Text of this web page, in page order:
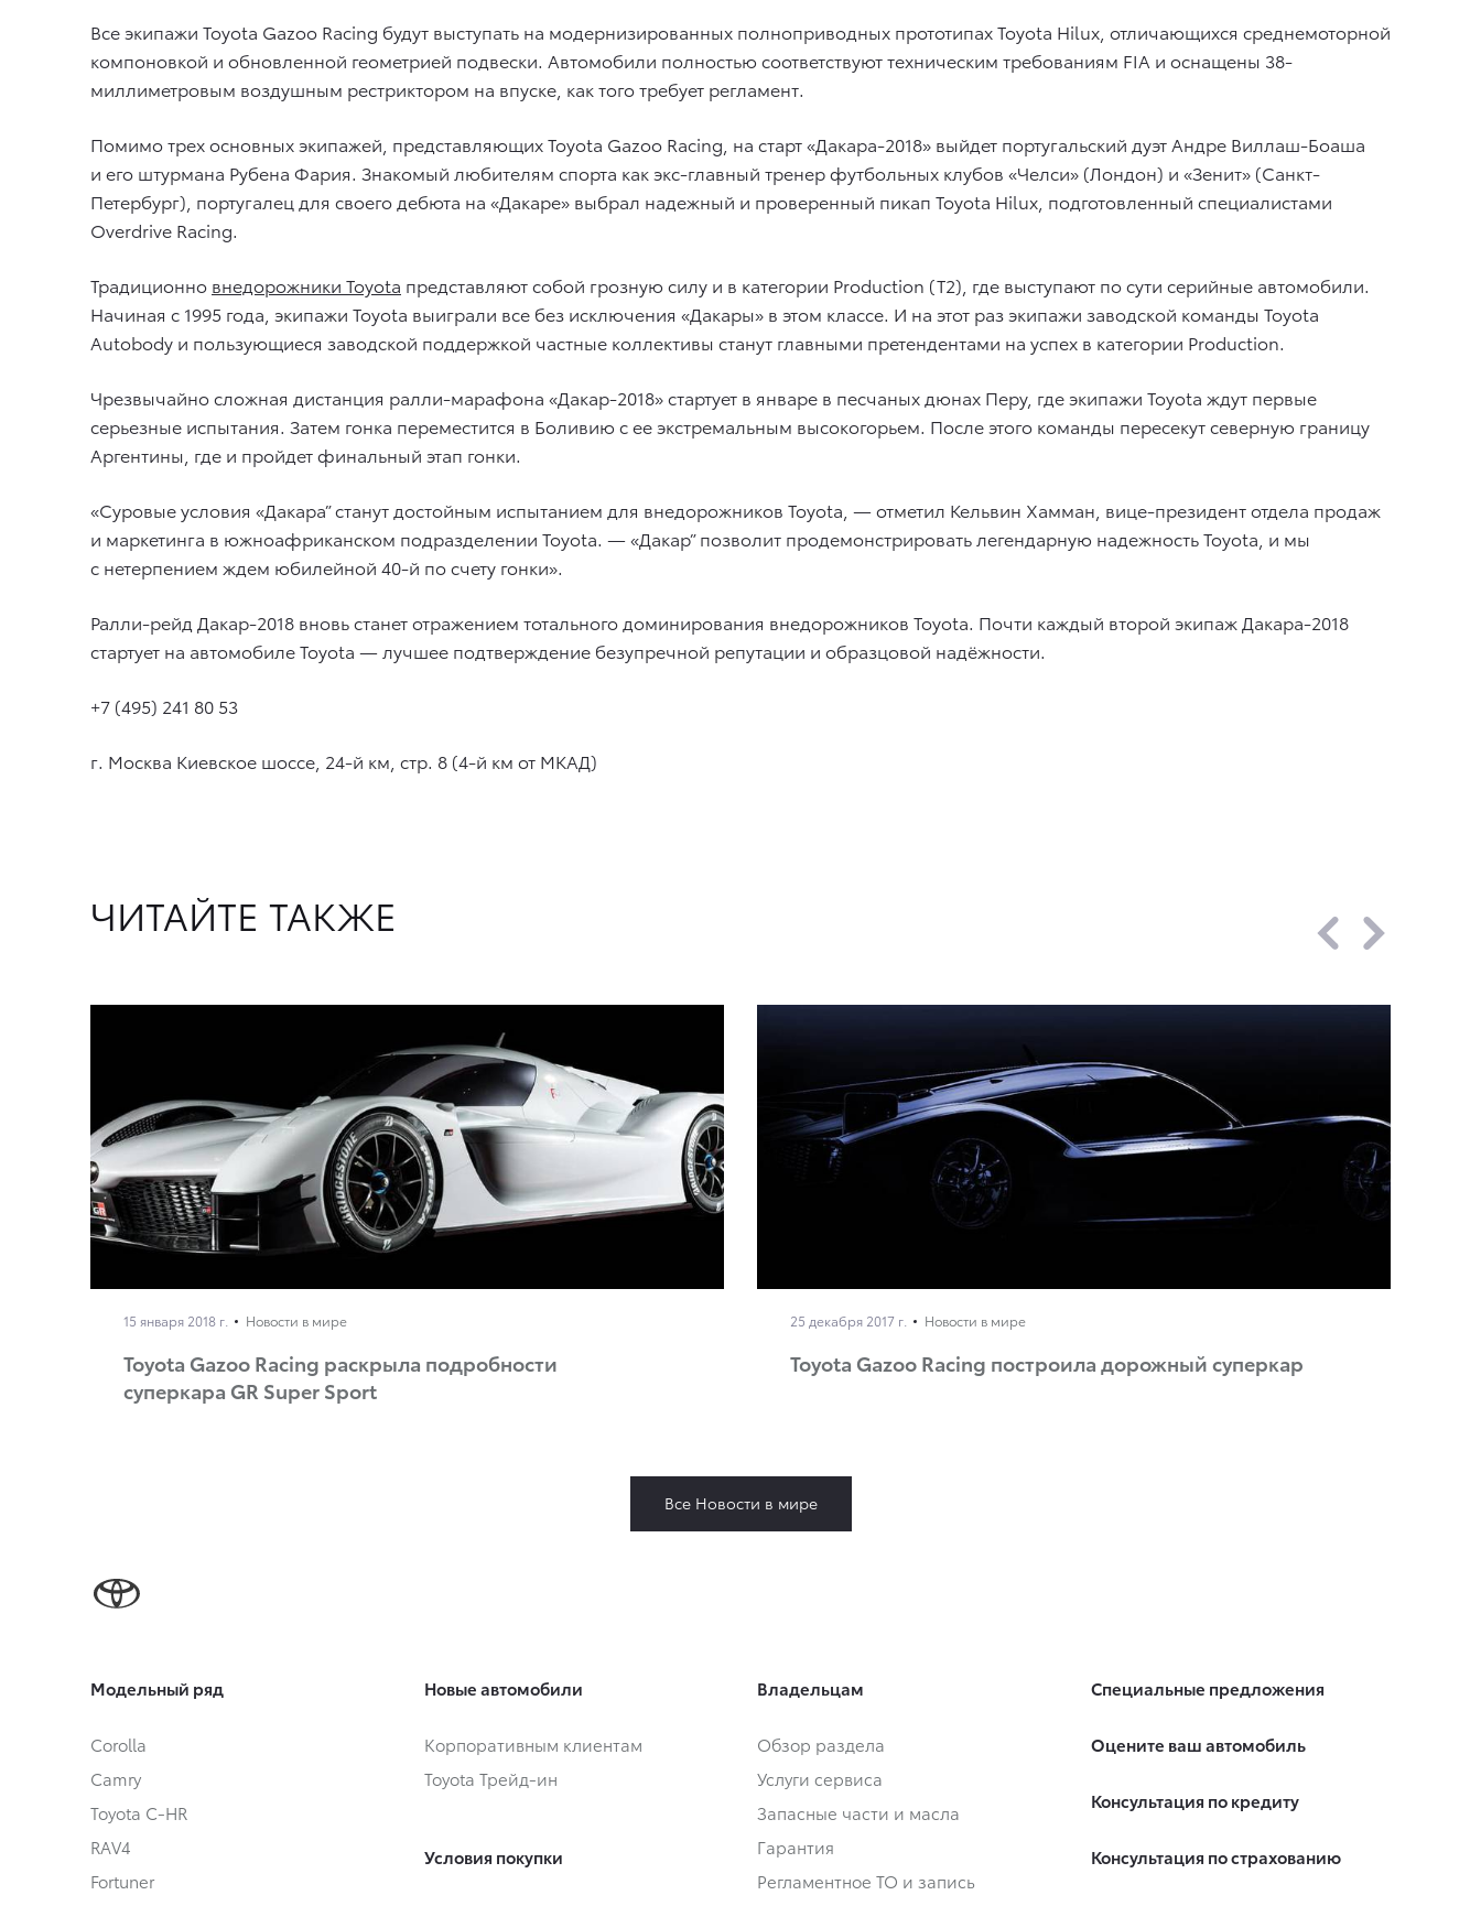
Все экипажи Toyota Gazoo Racing будут выступать на модернизированных полноприводных прототипах Toyota Hilux, отличающихся среднемоторной
компоновкой и обновленной геометрией подвески. Автомобили полностью соответствуют техническим требованиям FIA и оснащены 38-
миллиметровым воздушным рестриктором на впуске, как того требует регламент.
Помимо трех основных экипажей, представляющих Toyota Gazoo Racing, на старт «Дакара-2018» выйдет португальский дуэт Андре Виллаш-Боаша
и его штурмана Рубена Фария. Знакомый любителям спорта как экс-главный тренер футбольных клубов «Челси» (Лондон) и «Зенит» (Санкт-
Петербург), португалец для своего дебюта на «Дакаре» выбрал надежный и проверенный пикап Toyota Hilux, подготовленный специалистами
Overdrive Racing.
Традиционно внедорожники Toyota представляют собой грозную силу и в категории Production (T2), где выступают по сути серийные автомобили.
Начиная с 1995 года, экипажи Toyota выиграли все без исключения «Дакары» в этом классе. И на этот раз экипажи заводской команды Toyota
Autobody и пользующиеся заводской поддержкой частные коллективы станут главными претендентами на успех в категории Production.
Чрезвычайно сложная дистанция ралли-марафона «Дакар-2018» стартует в январе в песчаных дюнах Перу, где экипажи Toyota ждут первые
серьезные испытания. Затем гонка переместится в Боливию с ее экстремальным высокогорьем. После этого команды пересекут северную границу
Аргентины, где и пройдет финальный этап гонки.
«Суровые условия «Дакара” станут достойным испытанием для внедорожников Toyota, — отметил Кельвин Хамман, вице-президент отдела продаж
и маркетинга в южноафриканском подразделении Toyota. — «Дакар” позволит продемонстрировать легендарную надежность Toyota, и мы
с нетерпением ждем юбилейной 40-й по счету гонки».
Ралли-рейд Дакар-2018 вновь станет отражением тотального доминирования внедорожников Toyota. Почти каждый второй экипаж Дакара-2018
стартует на автомобиле Toyota — лучшее подтверждение безупречной репутации и образцовой надёжности.
+7 (495) 241 80 53
г. Москва Киевское шоссе, 24-й км, стр. 8 (4-й км от МКАД)
ЧИТАЙТЕ ТАКЖЕ
15 января 2018 г. Новости в мире
Toyota Gazoo Racing раскрыла подробности
суперкара GR Super Sport
25 декабря 2017 г. Новости в мире
Toyota Gazoo Racing построила дорожный суперкар
Все Новости в мире
Модельный ряд
Corolla
Camry
Toyota C-HR
RAV4
Fortuner
Новые автомобили
Корпоративным клиентам
Toyota Трейд-ин
Условия покупки
Владельцам
Обзор раздела
Услуги сервиса
Запасные части и масла
Гарантия
Регламентное ТО и запись
Специальные предложения
Оцените ваш автомобиль
Консультация по кредиту
Консультация по страхованию